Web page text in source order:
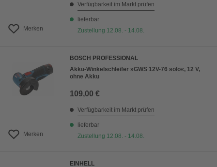
Merken
Verfügbarkeit im Markt prüfen
lieferbar
Zustellung 12.08. - 14.08.
Merken
BOSCH PROFESSIONAL
Akku-Winkelschleifer »GWS 12V-76 solo«, 12 V,
ohne Akku
109,00 €
Verfügbarkeit im Markt prüfen
lieferbar
Zustellung 12.08. - 14.08.
EINHELL